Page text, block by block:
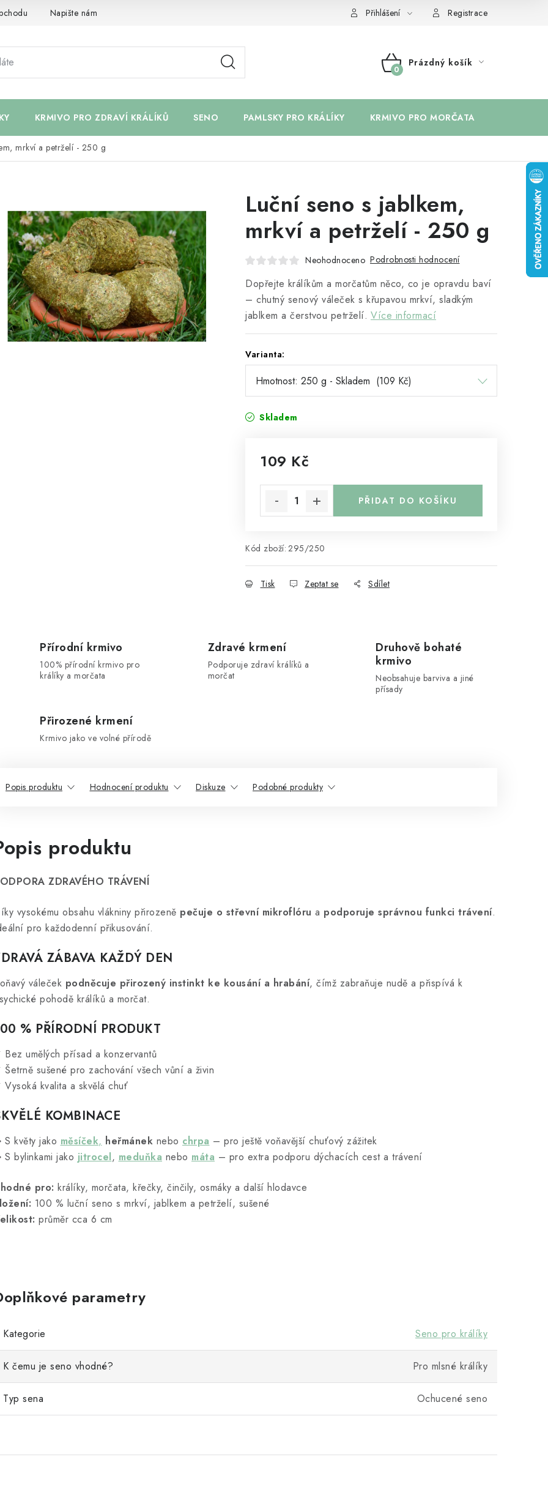
Napište nám Přihlášení Registrace
NÁKUPNÍ
Prázdný košík
KRMIVO PRO ZDRAVÍ KRÁLÍKŮ SENO PAMLSKY PRO KRÁLÍKY KRMIVO PRO MORČATA
mrkví a petrželí - 250 g
Luční seno s jablkem,
mrkví a petrželí - 250 g
Neohodnoceno Podrobnosti hodnocení
Dopřejte králíkům a morčatům něco, co je opravdu baví
– chutný senový váleček s křupavou mrkví, sladkým
jablkem a čerstvou petrželí. Více informací
Varianta:
Skladem
109 Kč
PŘIDAT DO KOŠÍKU
Kód zboží: 295/250
Tisk Zeptat se Sdílet
Přírodní krmivo
100% přírodní krmivo pro
králíky a morčata
Zdravé krmení
Podporuje zdraví králíků a
morčat
Druhově bohaté
krmivo
Neobsahuje barviva a jiné
přísady
Přirozené krmení
Krmivo jako ve volné přírodě
Popis produktu Hodnocení produktu Diskuze Podobné produkty
produktu
ZDRAVÉHO TRÁVENÍ
vysokému obsahu vlákniny přirozeně pečuje o střevní mikroflóru a podporuje správnou funkci trávení.
pro každodenní přikusování.
ZÁBAVA KAŽDÝ DEN
váleček podněcuje přirozený instinkt ke kousání a hrabání, čímž zabraňuje nudě a přispívá k
pohodě králíků a morčat.
% PŘÍRODNÍ PRODUKT
umělých přísad a konzervantů
sušené pro zachování všech vůní a živin
kvalita a skvělá chuť
KOMBINACE
květy jako měsíček, heřmánek nebo chrpa – pro ještě voňavější chuťový zážitek
bylinkami jako jitrocel, meduňka nebo máta – pro extra podporu dýchacích cest a trávení
pro: králíky, morčata, křečky, činčily, osmáky a další hlodavce
100 % luční seno s mrkví, jablkem a petrželí, sušené
průměr cca 6 cm
parametry
Kategorie Seno pro králíky
K čemu je seno vhodné? Pro mlsné králíky
Typ sena Ochucené seno